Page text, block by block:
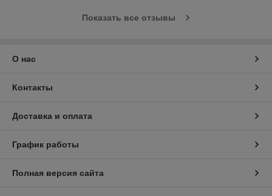
Показать все отзывы
О нас
Контакты
Доставка и оплата
График работы
Полная версия сайта